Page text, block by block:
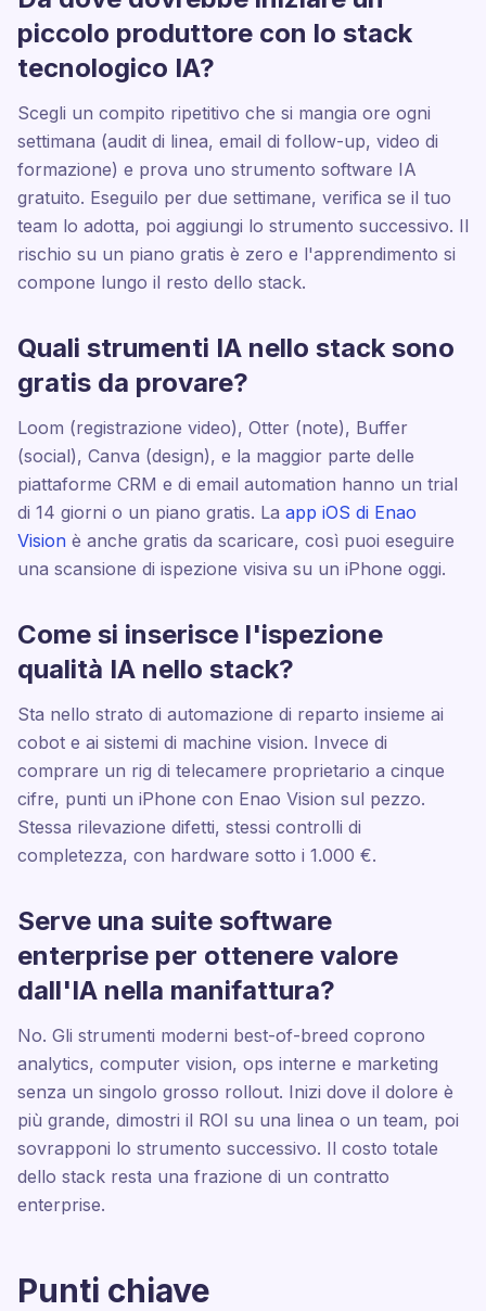
piccolo produttore con lo stack
tecnologico IA?
Scegli un compito ripetitivo che si mangia ore ogni
settimana (audit di linea, email di follow-up, video di
formazione) e prova uno strumento software IA
gratuito. Eseguilo per due settimane, verifica se il tuo
team lo adotta, poi aggiungi lo strumento successivo. Il
rischio su un piano gratis è zero e l'apprendimento si
compone lungo il resto dello stack.
Quali strumenti IA nello stack sono
gratis da provare?
Loom (registrazione video), Otter (note), Buffer
(social), Canva (design), e la maggior parte delle
piattaforme CRM e di email automation hanno un trial
di 14 giorni o un piano gratis. La app iOS di Enao
Vision è anche gratis da scaricare, così puoi eseguire
una scansione di ispezione visiva su un iPhone oggi.
Come si inserisce l'ispezione
qualità IA nello stack?
Sta nello strato di automazione di reparto insieme ai
cobot e ai sistemi di machine vision. Invece di
comprare un rig di telecamere proprietario a cinque
cifre, punti un iPhone con Enao Vision sul pezzo.
Stessa rilevazione difetti, stessi controlli di
completezza, con hardware sotto i 1.000 €.
Serve una suite software
enterprise per ottenere valore
dall'IA nella manifattura?
No. Gli strumenti moderni best-of-breed coprono
analytics, computer vision, ops interne e marketing
senza un singolo grosso rollout. Inizi dove il dolore è
più grande, dimostri il ROI su una linea o un team, poi
sovrapponi lo strumento successivo. Il costo totale
dello stack resta una frazione di un contratto
enterprise.
Punti chiave